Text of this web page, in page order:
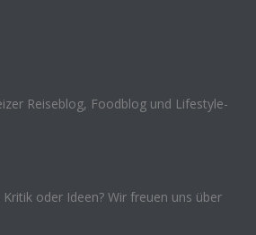
Reiseblog, Foodblog und Lifestyle-
oder Ideen? Wir freuen uns über